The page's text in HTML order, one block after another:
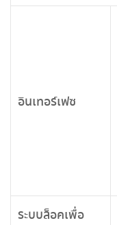
อินเทอร์เฟซ
ระบบล็อคเพื่อ